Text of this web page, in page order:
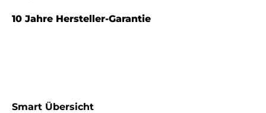
10 Jahre Hersteller-Garantie
Smart Übersicht